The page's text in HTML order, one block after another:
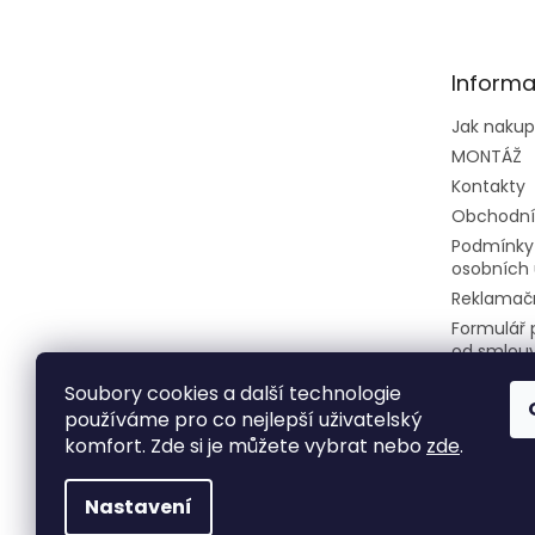
Soubory cookies a další technologie
používáme pro co nejlepší uživatelský
komfort. Zde si je můžete vybrat nebo zde.
Nastavení
Jak
MONTÁŽ
Kontakty
osobních
Formulář
od